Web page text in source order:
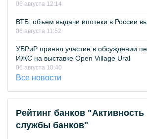
06 августа 12:14
ВТБ: объем выдачи ипотеки в России
06 августа 11:52
УБРиР принял участие в обсуждении
ИЖС на выставке Open Village Ural
06 августа 10:40
Все новости
Рейтинг банков "Активность
службы банков"